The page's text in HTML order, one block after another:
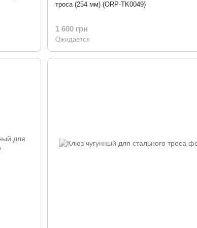
троса (254 мм) (ORP-TK0049)
1 600 грн
Ожидается